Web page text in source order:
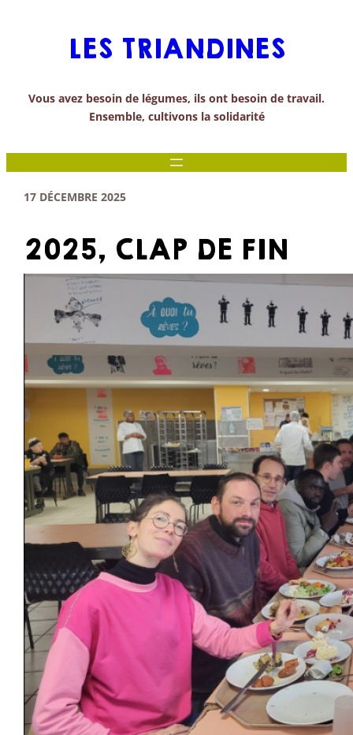
LES TRIANDINES
Vous avez besoin de légumes, ils ont besoin de travail.
Ensemble, cultivons la solidarité
17 DÉCEMBRE 2025
2025, CLAP DE FIN